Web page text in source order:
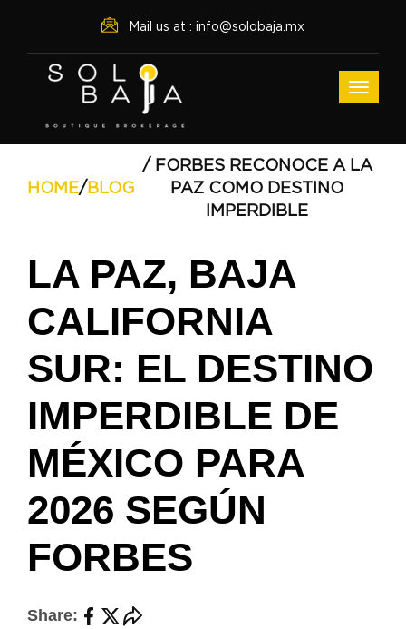
Mail us at : info@solobaja.mx
HOME/BLOG
/ FORBES RECONOCE A LA
PAZ COMO DESTINO
IMPERDIBLE
LA PAZ, BAJA
CALIFORNIA
SUR: EL DESTINO
IMPERDIBLE DE
MÉXICO PARA
2026 SEGÚN
FORBES
Share: